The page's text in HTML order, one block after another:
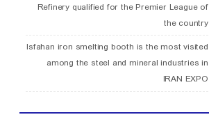
Refinery qualified for the Premier League of
the country
Isfahan iron smelting booth is the most visited
among the steel and mineral industries in
IRAN EXPO